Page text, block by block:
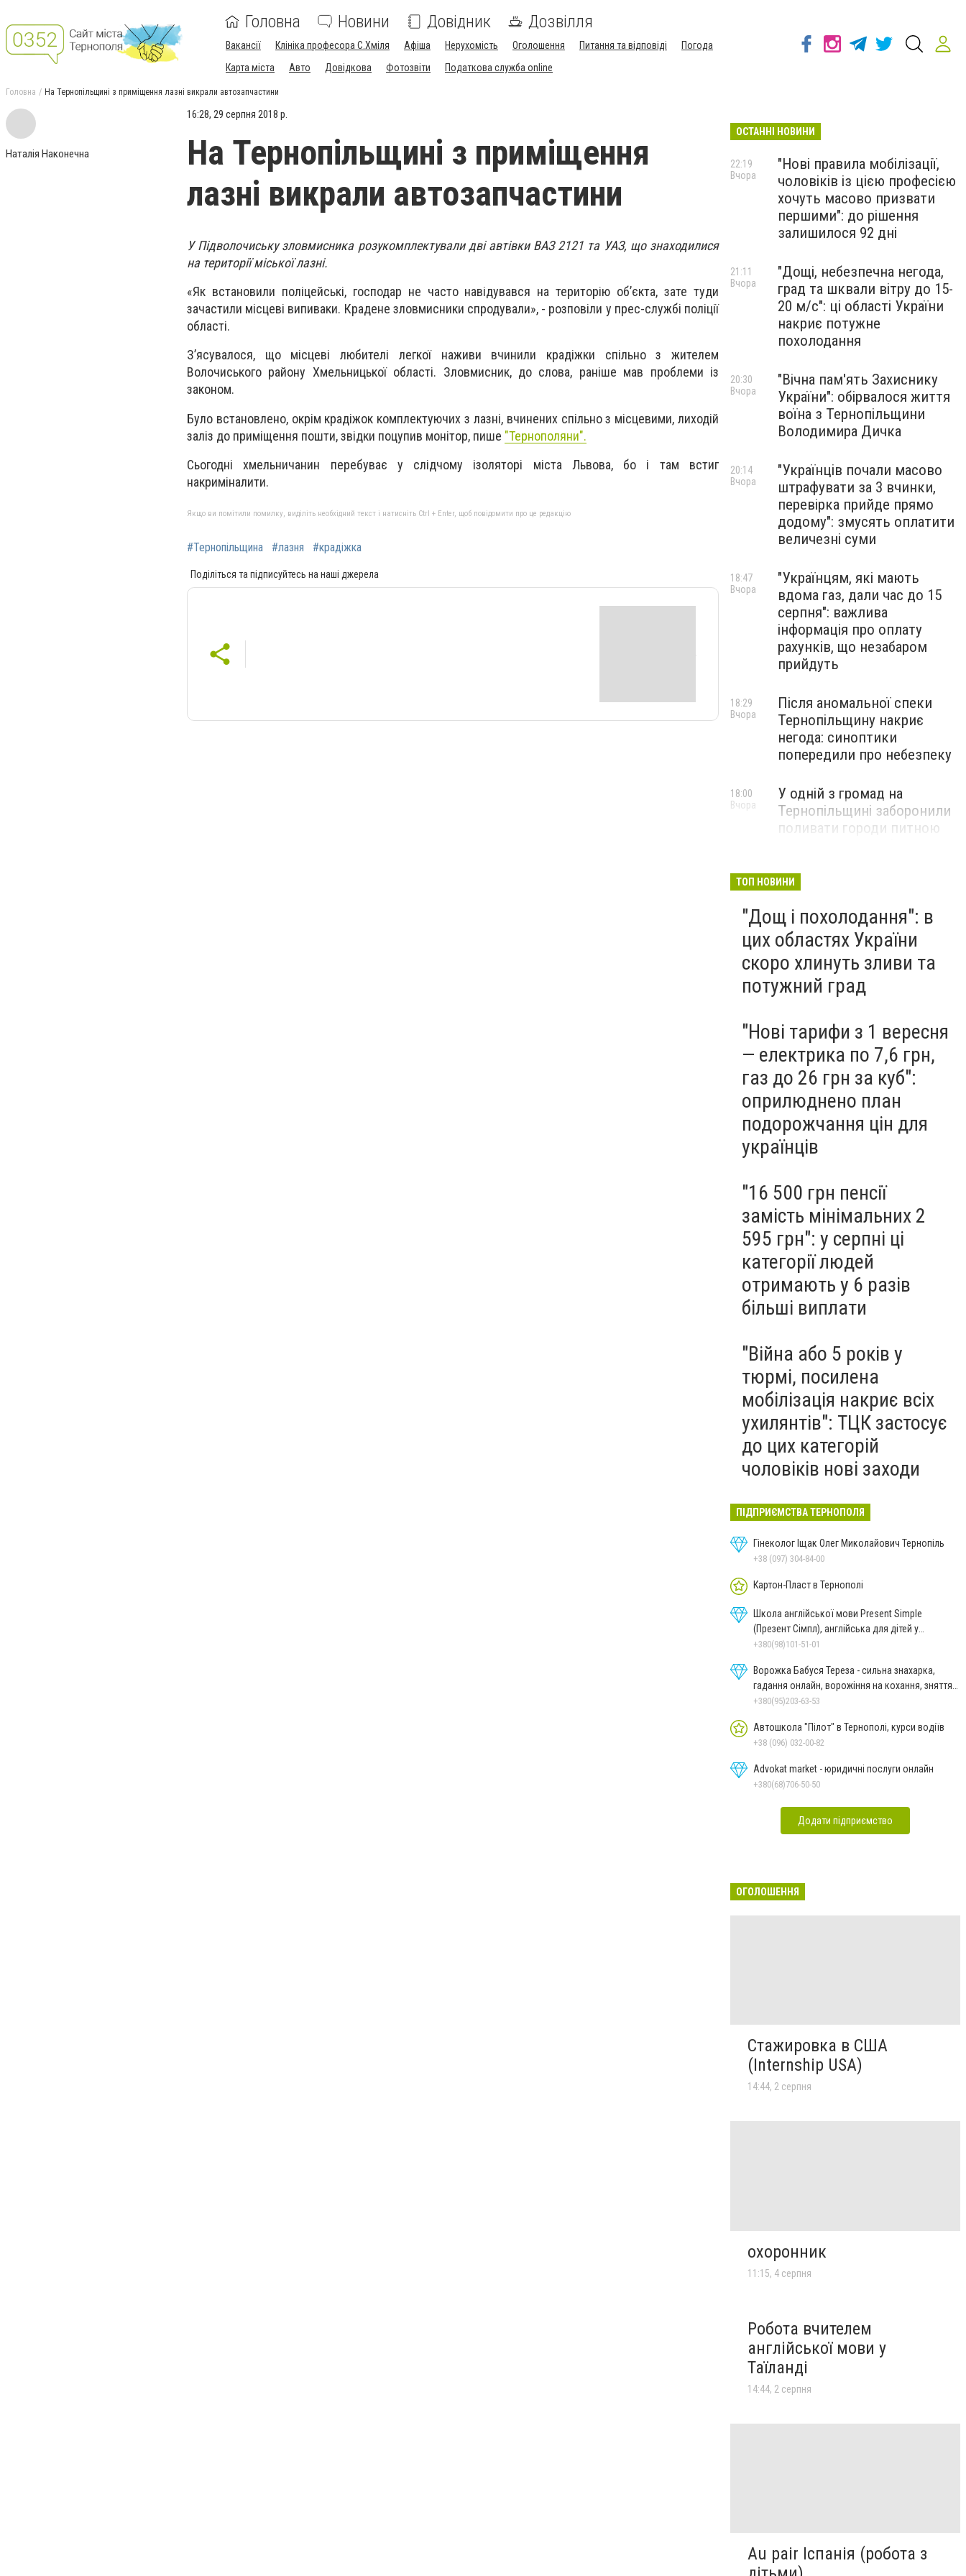
Головна Новини Довідник Дозвілля
Вакансії Клініка професора С.Хміля Афіша Нерухомість Оголошення Питання та відповіді
Погода
Карта міста
Авто Довідкова Фотозвіти Податкова служба online
Головна На Тернопільщині з приміщення лазні викрали автозапчастини
Наталія Наконечна
16:28, 29 серпня 2018 р.
На Тернопільщині з приміщення
лазні викрали автозапчастини
У Підволочиську зловмисника розукомплектували дві автівки ВАЗ 2121 та УАЗ, що знаходилися
на території міської лазні.
«Як встановили поліцейські, господар не часто навідувався на територію об’єкта, зате туди
зачастили місцеві випиваки. Крадене зловмисники спродували», - розповіли у прес-службі поліції
області.
З’ясувалося, що місцеві любителі легкої наживи вчинили крадіжки спільно з жителем
Волочиського району Хмельницької області. Зловмисник, до слова, раніше мав проблеми із
законом.
Було встановлено, окрім крадіжок комплектуючих з лазні, вчинених спільно з місцевими, лиходій
заліз до приміщення пошти, звідки поцупив монітор, пише "Тернополяни".
Сьогодні хмельничанин перебуває у слідчому ізоляторі міста Львова, бо і там встиг
накриміналити.
Якщо ви помітили помилку, виділіть необхідний текст і натисніть Ctrl + Enter, щоб повідомити про це редакцію
#Тернопільщина #лазня #крадіжка
Поділіться та підписуйтесь на наші джерела
ОСТАННІ НОВИНИ
"Нові правила мобілізації,
чоловіків із цією професією
хочуть масово призвати
першими": до рішення
залишилося 92 дні
22:19
Вчора
"Дощі, небезпечна негода,
град та шквали вітру до 15-
20 м/с": ці області України
накриє потужне
похолодання
21:11
Вчора
"Вічна пам'ять Захиснику
України": обірвалося життя
воїна з Тернопільщини
Володимира Дичка
20:30
Вчора
"Українців почали масово
штрафувати за 3 вчинки,
перевірка прийде прямо
додому": змусять оплатити
величезні суми
20:14
Вчора
"Українцям, які мають
вдома газ, дали час до 15
серпня": важлива
інформація про оплату
рахунків, що незабаром
прийдуть
18:47
Вчора
Після аномальної спеки
Тернопільщину накриє
негода: синоптики
попередили про небезпеку
18:29
Вчора
У одній з громад на
Тернопільщині заборонили
поливати городи питною
18:00
Вчора
миті: на Тернопільщині
знешкодили боєприпас
Вчора
ТОП НОВИНИ
"Дощ і похолодання": в
цих областях України
скоро хлинуть зливи та
потужний град
"Нові тарифи з 1 вересня
— електрика по 7,6 грн,
газ до 26 грн за куб":
оприлюднено план
подорожчання цін для
українців
"16 500 грн пенсії
замість мінімальних 2
595 грн": у серпні ці
категорії людей
отримають у 6 разів
більші виплати
"Війна або 5 років у
тюрмі, посилена
мобілізація накриє всіх
ухилянтів": ТЦК застосує
до цих категорій
чоловіків нові заходи
ПІДПРИЄМСТВА ТЕРНОПОЛЯ
Гінеколог Іщак Олег Миколайович Тернопіль
+38 (097) 304-84-00
Картон-Пласт в Тернополі
Школа англійської мови Present Simple
(Презент Сімпл), англійська для дітей у
Тернополі
+380(98)101-51-01
Ворожка Бабуся Тереза - сильна знахарка,
гадання онлайн, ворожіння на кохання, зняття
порчі
+380(95)203-63-53
Автошкола "Пілот" в Тернополі, курси водіїв
+38 (096) 032-00-82
Advokat market - юридичні послуги онлайн
+380(68)706-50-50
Додати підприємство
ОГОЛОШЕННЯ
Стажировка в США
(Internship USA)
14:44, 2 серпня
охоронник
11:15, 4 серпня
Робота вчителем
англійської мови у
Таїланді
14:44, 2 серпня
Au pair Іспанія (робота з